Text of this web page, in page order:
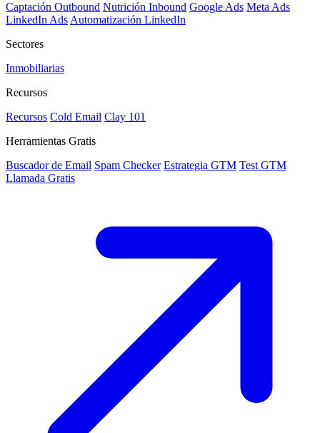
Captación Outbound Nutrición Inbound Google Ads Meta Ads
LinkedIn Ads Automatización LinkedIn
Sectores
Inmobiliarias
Recursos
Recursos Cold Email Clay 101
Herramientas Gratis
Buscador de Email Spam Checker Estrategia GTM Test GTM
Llamada Gratis